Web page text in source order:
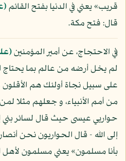
قريب» يعني في الدنيا بفتح القائم
قال: فتح مكة.
في الاحتجاج، عن أمير المؤمنين
لم يخل أرضه من عالم بما يحتاج
على سبيل نجاة أولئك هم الأقلون
من أمم الأنبياء، و جعلهم مثلا
حواريي عيسى حيث قال لسائر بني
إلى الله - قال الحواريون نحن أنصار
بأنا مسلمون» يعني مسلمون